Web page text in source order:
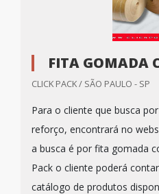
FITA GOMADA
CLICK PACK / SÃO PAULO - SP
Para o cliente que busca
reforço, encontrará no
a busca é por fita gomada
Pack o cliente poderá
catálogo de produtos